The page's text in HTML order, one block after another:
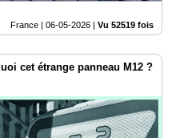
France | 06-05-2026 | Vu 52519 fois
cet étrange panneau M12 ?